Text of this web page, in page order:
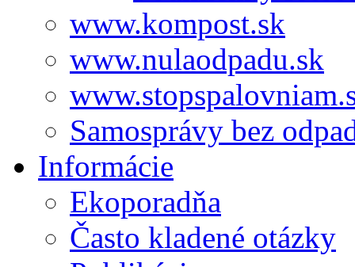
www.kompost.sk
www.nulaodpadu.sk
Samosprávy bez
Informácie
Ekoporadňa
Často kladené otázky